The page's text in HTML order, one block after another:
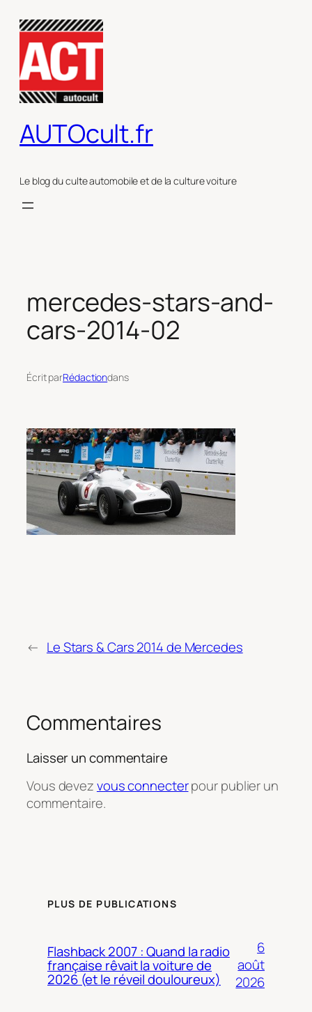
contenu
AUTOcult.fr
Le blog du culte automobile et de la culture voiture
mercedes-stars-and-
cars-2014-02
Écrit parRédactiondans
← Le Stars & Cars 2014 de Mercedes
Commentaires
Laisser un commentaire
Vous devezvous connecterpour publier un
commentaire.
PLUS DE PUBLICATIONS
Flashback 2007 : Quand la radio
française rêvait la voiture de
2026 (et le réveil douloureux)
6
août
2026